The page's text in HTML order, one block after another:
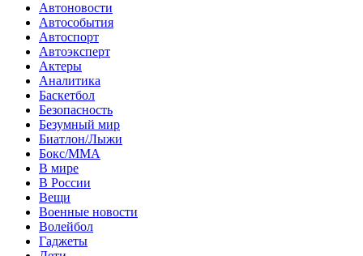
Автоновости
Автособытия
Автоспорт
Автоэксперт
Актеры
Аналитика
Баскетбол
Безопасность
Безумный мир
Биатлон/Лыжи
Бокс/MMA
В мире
В России
Вещи
Военные новости
Волейбол
Гаджеты